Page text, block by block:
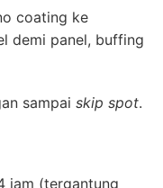
coating ke
demi panel, buffing
sampai skip spot.
jam (tergantung